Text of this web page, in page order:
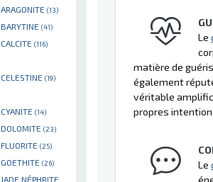
ARAGONITE (13)
BARYTINE (41)
CALCITE (116)
CELESTINE (19)
CYANITE (14)
DOLOMITE (23)
FLUORITE (25)
GOETHITE (26)
JADE NÉPHRITE
Le
matière de
également
véritable
propres
Le